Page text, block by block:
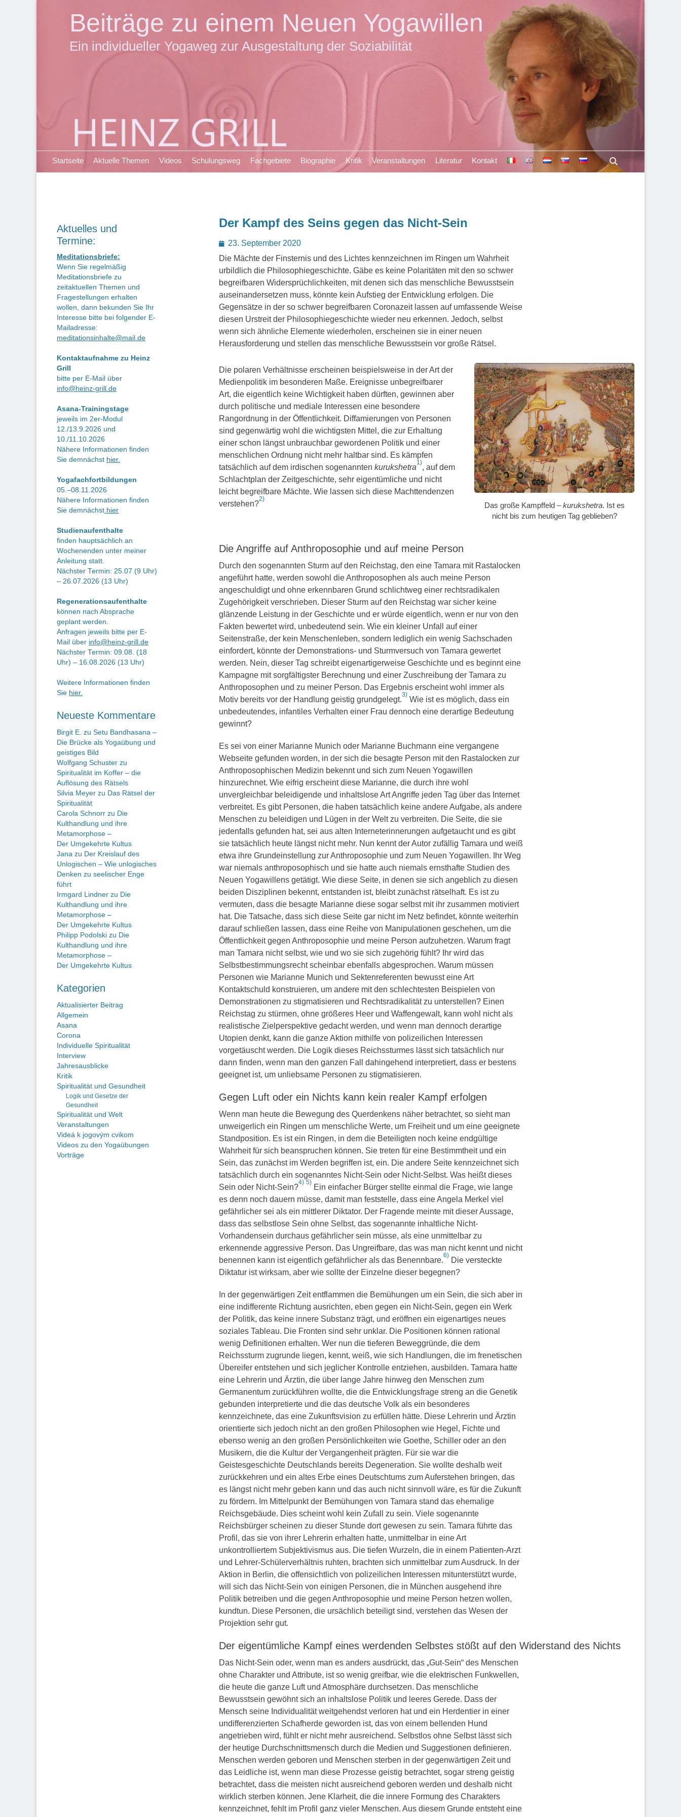
Beiträge zu einem Neuen Yogawillen
Ein individueller Yogaweg zur Ausgestaltung der Soziabilität
Primäres Menü
ZumStartseite Aktuelle Themen Videos Schulungsweg Fachgebiete Biographie Kritik Veranstaltungen Literatur Kontakt
Der Kampf des Seins gegen das Nicht-Sein
Posted
on
23. September 2020
Die Mächte der Finsternis und des Lichtes kennzeichnen im Ringen um Wahrheit
urbildlich die Philosophiegeschichte. Gäbe es keine Polaritäten mit den so schwer
begreifbaren Widersprüchlichkeiten, mit denen sich das menschliche Bewusstsein
auseinandersetzen muss, könnte kein Aufstieg der Entwicklung erfolgen. Die
Gegensätze in der so schwer begreifbaren Coronazeit lassen auf umfassende Weise
diesen Urstreit der Philosophiegeschichte wieder neu erkennen. Jedoch, selbst
wenn sich ähnliche Elemente wiederholen, erscheinen sie in einer neuen
Herausforderung und stellen das menschliche Bewusstsein vor große Rätsel.
Das große Kampffeld –kurukshetra. Ist es
nicht bis zum heutigen Tag geblieben?
Die polaren Verhältnisse erscheinen beispielsweise in der Art der
Medienpolitik im besonderen Maße. Ereignisse unbegreifbarer
Art, die eigentlich keine Wichtigkeit haben dürften, gewinnen aber
durch politische und mediale Interessen eine besondere
Rangordnung in der Öffentlichkeit. Diffamierungen von Personen
sind gegenwärtig wohl die wichtigsten Mittel, die zur Erhaltung
einer schon längst unbrauchbar gewordenen Politik und einer
menschlichen Ordnung nicht mehr haltbar sind. Es kämpfen
tatsächlich auf dem irdischen sogenannten kurukshetra
1)
, auf dem
Schlachtplan der Zeitgeschichte, sehr eigentümliche und nicht
leicht begreifbare Mächte. Wie lassen sich diese Machttendenzen
verstehen?
2)
Die Angriffe auf Anthroposophie und auf meine Person
Durch den sogenannten Sturm auf den Reichstag, den eine Tamara mit Rastalocken
angeführt hatte, werden sowohl die Anthroposophen als auch meine Person
angeschuldigt und ohne erkennbaren Grund schlichtweg einer rechtsradikalen
Zugehörigkeit verschrieben. Dieser Sturm auf den Reichstag war sicher keine
glänzende Leistung in der Geschichte und er würde eigentlich, wenn er nur von den
Fakten bewertet wird, unbedeutend sein. Wie ein kleiner Unfall auf einer
Seitenstraße, der kein Menschenleben, sondern lediglich ein wenig Sachschaden
einfordert, könnte der Demonstrations- und Sturmversuch von Tamara gewertet
werden. Nein, dieser Tag schreibt eigenartigerweise Geschichte und es beginnt eine
Kampagne mit sorgfältigster Berechnung und einer Zuschreibung der Tamara zu
Anthroposophen und zu meiner Person. Das Ergebnis erscheint wohl immer als
Motiv bereits vor der Handlung geistig grundgelegt.
3)
Wie ist es möglich, dass ein
unbedeutendes, infantiles Verhalten einer Frau dennoch eine derartige Bedeutung
gewinnt?
Es sei von einer Marianne Munich oder Marianne Buchmann eine vergangene
Webseite gefunden worden, in der sich die besagte Person mit den Rastalocken zur
Anthroposophischen Medizin bekennt und sich zum Neuen Yogawillen
hinzurechnet. Wie eifrig erscheint diese Marianne, die durch ihre wohl
unvergleichbar beleidigende und inhaltslose Art Angriffe jeden Tag über das Internet
verbreitet. Es gibt Personen, die haben tatsächlich keine andere Aufgabe, als andere
Menschen zu beleidigen und Lügen in der Welt zu verbreiten. Die Seite, die sie
jedenfalls gefunden hat, sei aus alten Interneterinnerungen aufgetaucht und es gibt
sie tatsächlich heute längst nicht mehr. Nun kennt der Autor zufällig Tamara und weiß
etwa ihre Grundeinstellung zur Anthroposophie und zum Neuen Yogawillen. Ihr Weg
war niemals anthroposophisch und sie hatte auch niemals ernsthafte Studien des
Neuen Yogawillens getätigt. Wie diese Seite, in denen sie sich angeblich zu diesen
beiden Disziplinen bekennt, entstanden ist, bleibt zunächst rätselhaft. Es ist zu
vermuten, dass die besagte Marianne diese sogar selbst mit ihr zusammen motiviert
hat. Die Tatsache, dass sich diese Seite gar nicht im Netz befindet, könnte weiterhin
darauf schließen lassen, dass eine Reihe von Manipulationen geschehen, um die
Öffentlichkeit gegen Anthroposophie und meine Person aufzuhetzen. Warum fragt
man Tamara nicht selbst, wie und wo sie sich zugehörig fühlt? Ihr wird das
Selbstbestimmungsrecht scheinbar ebenfalls abgesprochen. Warum müssen
Personen wie Marianne Munich und Sektenreferenten bewusst eine Art
Kontaktschuld konstruieren, um andere mit den schlechtesten Beispielen von
Demonstrationen zu stigmatisieren und Rechtsradikalität zu unterstellen? Einen
Reichstag zu stürmen, ohne größeres Heer und Waffengewalt, kann wohl nicht als
realistische Zielperspektive gedacht werden, und wenn man dennoch derartige
Utopien denkt, kann die ganze Aktion mithilfe von polizeilichen Interessen
vorgetäuscht werden. Die Logik dieses Reichssturmes lässt sich tatsächlich nur
dann finden, wenn man den ganzen Fall dahingehend interpretiert, dass er bestens
geeignet ist, um unliebsame Personen zu stigmatisieren.
Gegen Luft oder ein Nichts kann kein realer Kampf erfolgen
Wenn man heute die Bewegung des Querdenkens näher betrachtet, so sieht man
unweigerlich ein Ringen um menschliche Werte, um Freiheit und um eine geeignete
Standposition. Es ist ein Ringen, in dem die Beteiligten noch keine endgültige
Wahrheit für sich beanspruchen können. Sie treten für eine Bestimmtheit und ein
Sein, das zunächst im Werden begriffen ist, ein. Die andere Seite kennzeichnet sich
tatsächlich durch ein sogenanntes Nicht-Sein oder Nicht-Selbst. Was heißt dieses
Sein oder Nicht-Sein?
4) 5)
Ein einfacher Bürger stellte einmal die Frage, wie lange
es denn noch dauern müsse, damit man feststelle, dass eine Angela Merkel viel
gefährlicher sei als ein mittlerer Diktator. Der Fragende meinte mit dieser Aussage,
dass das selbstlose Sein ohne Selbst, das sogenannte inhaltliche Nicht-
Vorhandensein durchaus gefährlicher sein müsse, als eine unmittelbar zu
erkennende aggressive Person. Das Ungreifbare, das was man nicht kennt und nicht
benennen kann ist eigentlich gefährlicher als das Benennbare.
6)
Die versteckte
Diktatur ist wirksam, aber wie sollte der Einzelne dieser begegnen?
In der gegenwärtigen Zeit entflammen die Bemühungen um ein Sein, die sich aber in
eine indifferente Richtung ausrichten, eben gegen ein Nicht-Sein, gegen ein Werk
der Politik, das keine innere Substanz trägt, und eröffnen ein eigenartiges neues
soziales Tableau. Die Fronten sind sehr unklar. Die Positionen können rational
wenig Definitionen erhalten. Wer nun die tieferen Beweggründe, die dem
Reichssturm zugrunde liegen, kennt, weiß, wie sich Handlungen, die im frenetischen
Übereifer entstehen und sich jeglicher Kontrolle entziehen, ausbilden. Tamara hatte
eine Lehrerin und Ärztin, die über lange Jahre hinweg den Menschen zum
Germanentum zurückführen wollte, die die Entwicklungsfrage streng an die Genetik
gebunden interpretierte und die das deutsche Volk als ein besonderes
kennzeichnete, das eine Zukunftsvision zu erfüllen hätte. Diese Lehrerin und Ärztin
orientierte sich jedoch nicht an den großen Philosophen wie Hegel, Fichte und
ebenso wenig an den großen Persönlichkeiten wie Goethe, Schiller oder an den
Musikern, die die Kultur der Vergangenheit prägten. Für sie war die
Geistesgeschichte Deutschlands bereits Degeneration. Sie wollte deshalb weit
zurückkehren und ein altes Erbe eines Deutschtums zum Auferstehen bringen, das
es längst nicht mehr geben kann und das auch nicht sinnvoll wäre, es für die Zukunft
zu fördern. Im Mittelpunkt der Bemühungen von Tamara stand das ehemalige
Reichsgebäude. Dies scheint wohl kein Zufall zu sein. Viele sogenannte
Reichsbürger scheinen zu dieser Stunde dort gewesen zu sein. Tamara führte das
Profil, das sie von ihrer Lehrerin erhalten hatte, unmittelbar in eine Art
unkontrolliertem Subjektivismus aus. Die tiefen Wurzeln, die in einem Patienten-Arzt
und Lehrer-Schülerverhältnis ruhten, brachten sich unmittelbar zum Ausdruck. In der
Aktion in Berlin, die offensichtlich von polizeilichen Interessen mitunterstützt wurde,
will sich das Nicht-Sein von einigen Personen, die in München ausgehend ihre
Politik betreiben und die gegen Anthroposophie und meine Person hetzen wollen,
kundtun. Diese Personen, die ursächlich beteiligt sind, verstehen das Wesen der
Projektion sehr gut.
Der eigentümliche Kampf eines werdenden Selbstes stößt auf den Widerstand des Nichts
Das Nicht-Sein oder, wenn man es anders ausdrückt, das „Gut-Sein“ des Menschen
ohne Charakter und Attribute, ist so wenig greifbar, wie die elektrischen Funkwellen,
die heute die ganze Luft und Atmosphäre durchsetzen. Das menschliche
Bewusstsein gewöhnt sich an inhaltslose Politik und leeres Gerede. Dass der
Mensch seine Individualität weitgehendst verloren hat und ein Herdentier in einer
undifferenzierten Schafherde geworden ist, das von einem bellenden Hund
angetrieben wird, fühlt er nicht mehr ausreichend. Selbstlos ohne Selbst lässt sich
der heutige Durchschnittsmensch durch die Medien und Suggestionen definieren.
Menschen werden geboren und Menschen sterben in der gegenwärtigen Zeit und
das Leidliche ist, wenn man diese Prozesse geistig betrachtet, sogar streng geistig
betrachtet, dass die meisten nicht ausreichend geboren werden und deshalb nicht
wirklich sterben können. Jene Klarheit, die die innere Formung des Charakters
kennzeichnet, fehlt im Profil ganz vieler Menschen. Aus diesem Grunde entsteht eine
Aktuelles und
Termine:
Meditationsbriefe:
Wenn Sie regelmäßig
Meditationsbriefe zu
zeitaktuellen Themen und
Fragestellungen erhalten
wollen, dann bekunden Sie Ihr
Interesse bitte bei folgender E-
Mailadresse:
meditationsinhalte@mail.de
Kontaktaufnahme zu Heinz
Grill
bitte per E-Mail über
info@heinz-grill.de
Asana-Trainingstage
jeweils im 2er-Modul
12./13.9.2026 und
10./11.10.2026
Nähere Informationen finden
Sie demnächst hier.
Yogafachfortbildungen
05.–08.11.2026
Nähere Informationen finden
Sie demnächst hier
Studienaufenthalte
finden hauptsächlich an
Wochenenden unter meiner
Anleitung statt.
Nächster Termin: 25.07 (9 Uhr)
– 26.07.2026 (13 Uhr)
Regenerationsaufenthalte
können nach Absprache
geplant werden.
Anfragen jeweils bitte per E-
Mail über info@heinz-grill.de
Nächster Termin: 09.08. (18
Uhr) – 16.08.2026 (13 Uhr)
Weitere Informationen finden
Sie hier.
Neueste Kommentare
Birgit E. zu Setu Bandhasana –
Die Brücke als Yogaübung und
geistiges Bild
Wolfgang Schuster zu
Spiritualität im Koffer – die
Auflösung des Rätsels
Silvia Meyer zu Das Rätsel der
Spiritualität
Carola Schnorr zu Die
Kulthandlung und ihre
Metamorphose –
Der Umgekehrte Kultus
Jana zu Der Kreislauf des
Unlogischen – Wie unlogisches
Denken zu seelischer Enge
führt
Irmgard Lindner zu Die
Kulthandlung und ihre
Metamorphose –
Der Umgekehrte Kultus
Philipp Podolski zu Die
Kulthandlung und ihre
Metamorphose –
Der Umgekehrte Kultus
Kategorien
Aktualisierter Beitrag
Allgemein
Asana
Corona
Individuelle Spiritualität
Interview
Jahresausblicke
Kritik
Spiritualität und Gesundheit
Logik und Gesetze der
Gesundheit
Spiritualität und Welt
Veranstaltungen
Videá k jogovým cvikom
Videos zu den Yogaübungen
Vorträge